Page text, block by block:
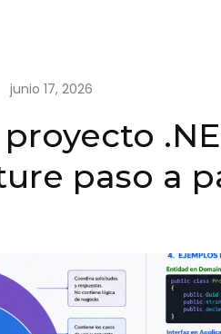
junio 17, 2026
paso a